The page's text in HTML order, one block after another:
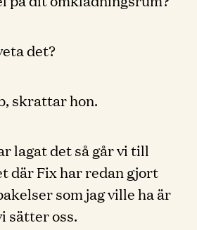
det?
skrattar hon.
lagat det så går vi till
där Fix har redan gjort
som jag ville ha är
sätter oss.